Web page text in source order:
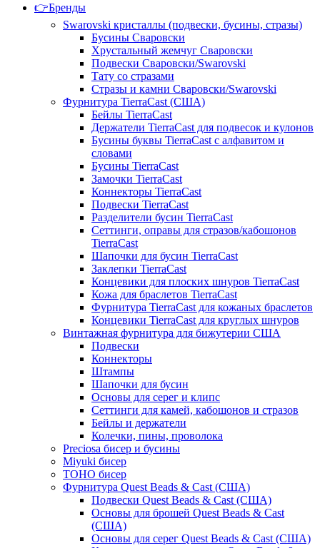
👉Бренды
Swarovski кристаллы (подвески, бусины, стразы)
Бусины Сваровски
Хрустальный жемчуг Сваровски
Подвески Сваровски/Swarovski
Тату со стразами
Стразы и камни Сваровски/Swarovski
Фурнитура TierraCast (США)
Бейлы TierraCast
Держатели TierraCast для подвесок и кулонов
Бусины буквы TierraCast с алфавитом и
словами
Бусины TierraCast
Замочки TierraCast
Коннекторы TierraCast
Подвески TierraCast
Разделители бусин TierraCast
Сеттинги, оправы для стразов/кабошонов
TierraCast
Шапочки для бусин TierraCast
Заклепки TierraCast
Концевики для плоских шнуров TierraCast
Кожа для браслетов TierraCast
Фурнитура TierraCast для кожаных браслетов
Концевики TierraCast для круглых шнуров
Винтажная фурнитура для бижутерии США
Подвески
Коннекторы
Штампы
Шапочки для бусин
Основы для серег и клипс
Сеттинги для камей, кабошонов и стразов
Бейлы и держатели
Колечки, пины, проволока
Preciosa бисер и бусины
Miyuki бисер
TOHO бисер
Фурнитура Quest Beads & Cast (США)
Подвески Quest Beads & Cast (США)
Основы для брошей Quest Beads & Cast
(США)
Основы для серег Quest Beads & Cast (США)